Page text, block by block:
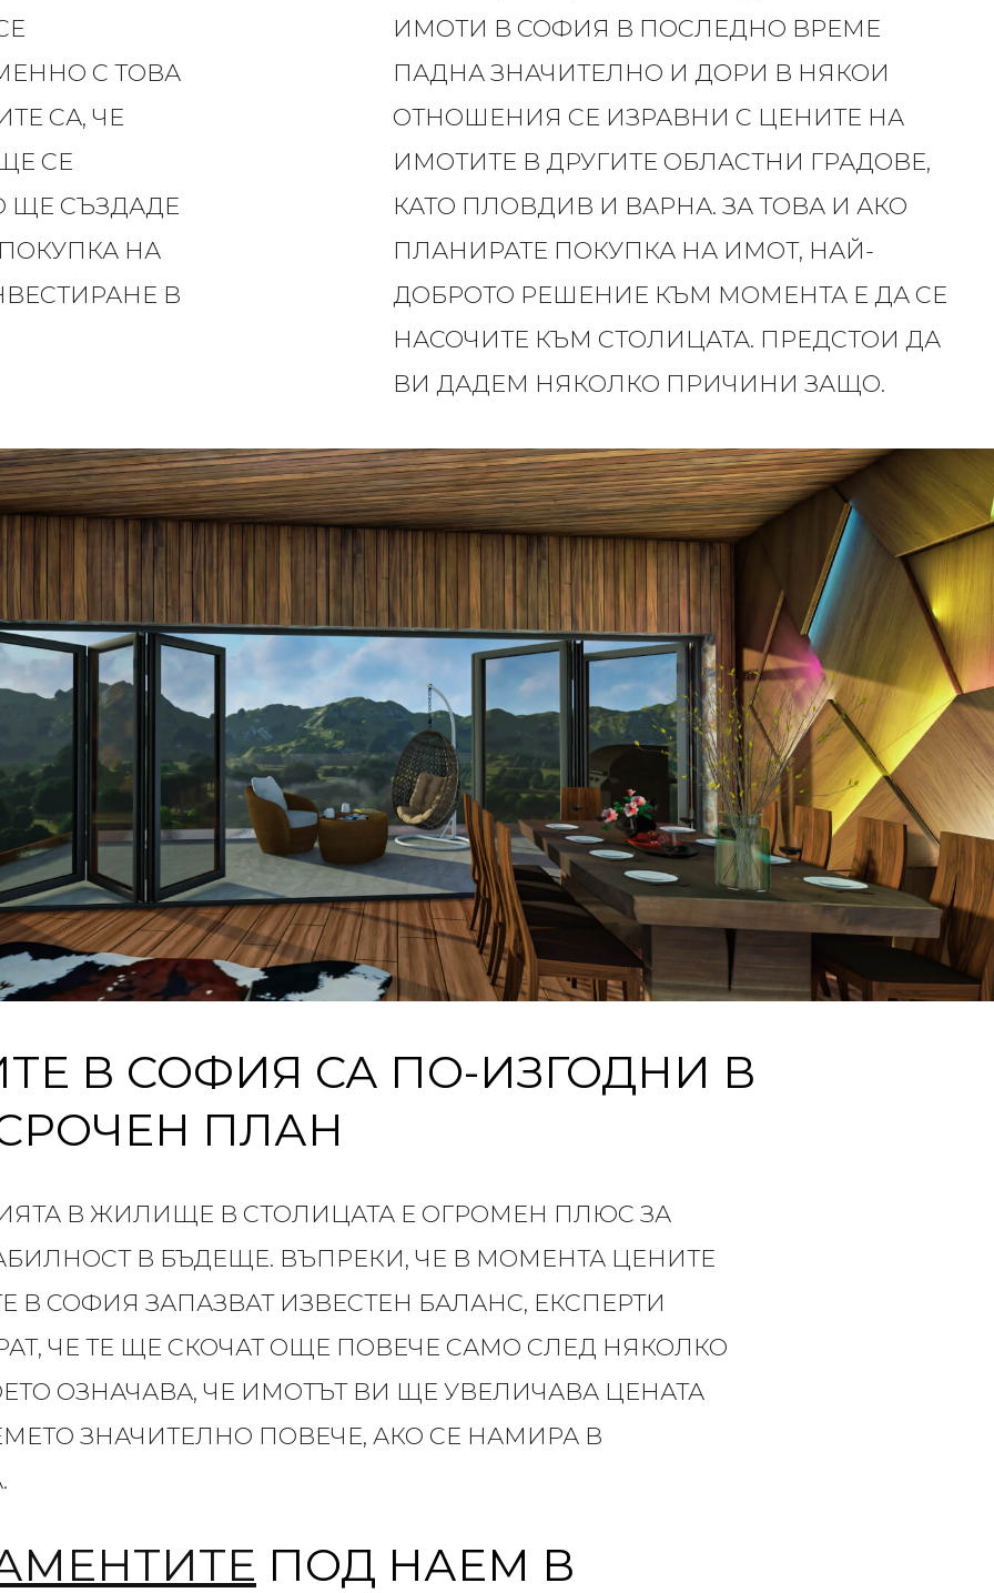
С ТОВА
СА, ЧЕ
СЕ
ЩЕ СЪЗДАДЕ
НА
В
ИМОТИ В СОФИЯ В ПОСЛЕДНО ВРЕМЕ
ПАДНА ЗНАЧИТЕЛНО И ДОРИ В НЯКОИ
ОТНОШЕНИЯ СЕ ИЗРАВНИ С ЦЕНИТЕ НА
ИМОТИТЕ В ДРУГИТЕ ОБЛАСТНИ ГРАДОВЕ,
КАТО ПЛОВДИВ И ВАРНА. ЗА ТОВА И АКО
ПЛАНИРАТЕ ПОКУПКА НА ИМОТ, НАЙ-
ДОБРОТО РЕШЕНИЕ КЪМ МОМЕНТА Е ДА СЕ
НАСОЧИТЕ КЪМ СТОЛИЦАТА. ПРЕДСТОИ ДА
ВИ ДАДЕМ НЯКОЛКО ПРИЧИНИ ЗАЩО.
В СОФИЯ СА ПО-ИЗГОДНИ В
ПЛАН
В ЖИЛИЩЕ В СТОЛИЦАТА Е ОГРОМЕН ПЛЮС ЗА
В БЪДЕЩЕ. ВЪПРЕКИ, ЧЕ В МОМЕНТА ЦЕНИТЕ
В СОФИЯ ЗАПАЗВАТ ИЗВЕСТЕН БАЛАНС, ЕКСПЕРТИ
ЧЕ ТЕ ЩЕ СКОЧАТ ОЩЕ ПОВЕЧЕ САМО СЛЕД НЯКОЛКО
ОЗНАЧАВА, ЧЕ ИМОТЪТ ВИ ЩЕ УВЕЛИЧАВА ЦЕНАТА
ЗНАЧИТЕЛНО ПОВЕЧЕ, АКО СЕ НАМИРА В
ПОД НАЕМ В